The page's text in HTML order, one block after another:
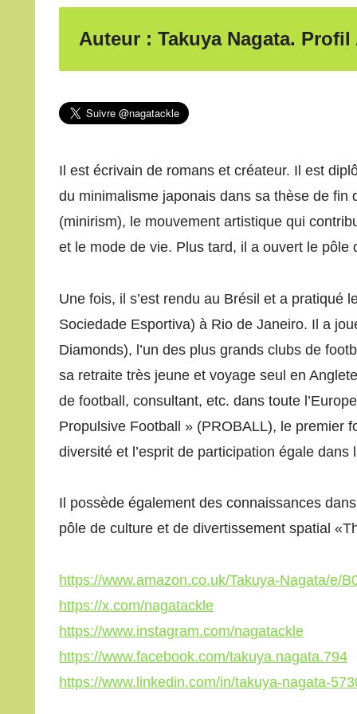
Auteur : Takuya Nagata. Profil
Il est écrivain de romans et créateur. Il est
du minimalisme japonais dans sa thèse de fin
(minirism), le mouvement artistique qui
et le mode de vie. Plus tard, il a ouvert le
Une fois, il s’est rendu au Brésil et a pratiqué
Sociedade Esportiva) à Rio de Janeiro. Il a
Diamonds), l’un des plus grands clubs de
sa retraite très jeune et voyage seul en
de football, consultant, etc. dans toute
Propulsive Football » (PROBALL), le premier
diversité et l’esprit de participation égale dans
Il possède également des connaissances
pôle de culture et de divertissement spatial
https://www.amazon.co.uk/Takuya-Nagata/e/
https://x.com/nagatackle
https://www.instagram.com/nagatackle
https://www.facebook.com/takuya.nagata.794
https://www.linkedin.com/in/takuya-nagata-